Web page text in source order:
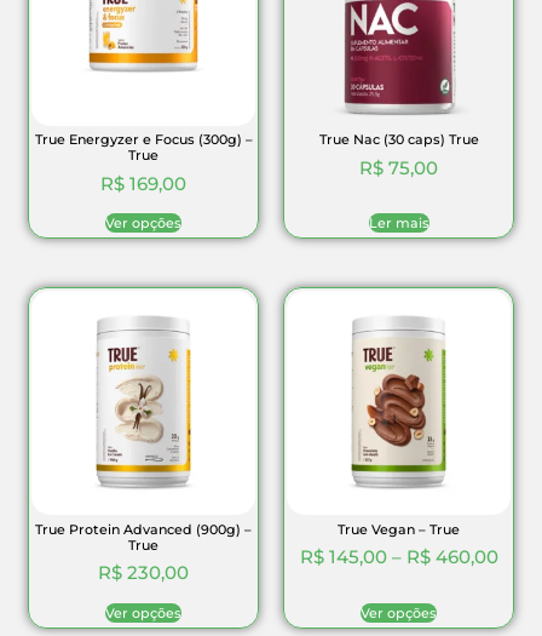
True Energyzer e Focus (300g) –
True
R$ 169,00
Ver opções
True Nac (30 caps) True
R$ 75,00
Ler mais
True Protein Advanced (900g) –
True
R$ 230,00
Ver opções
True Vegan – True
R$145,00 – R$460,00
Ver opções